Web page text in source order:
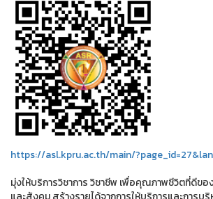
https://asl.kpru.ac.th/main/
มุ่งให้บริการวิชาการ วิชาชีพ เพื่อคุณภาพชีวิตที่ดีข